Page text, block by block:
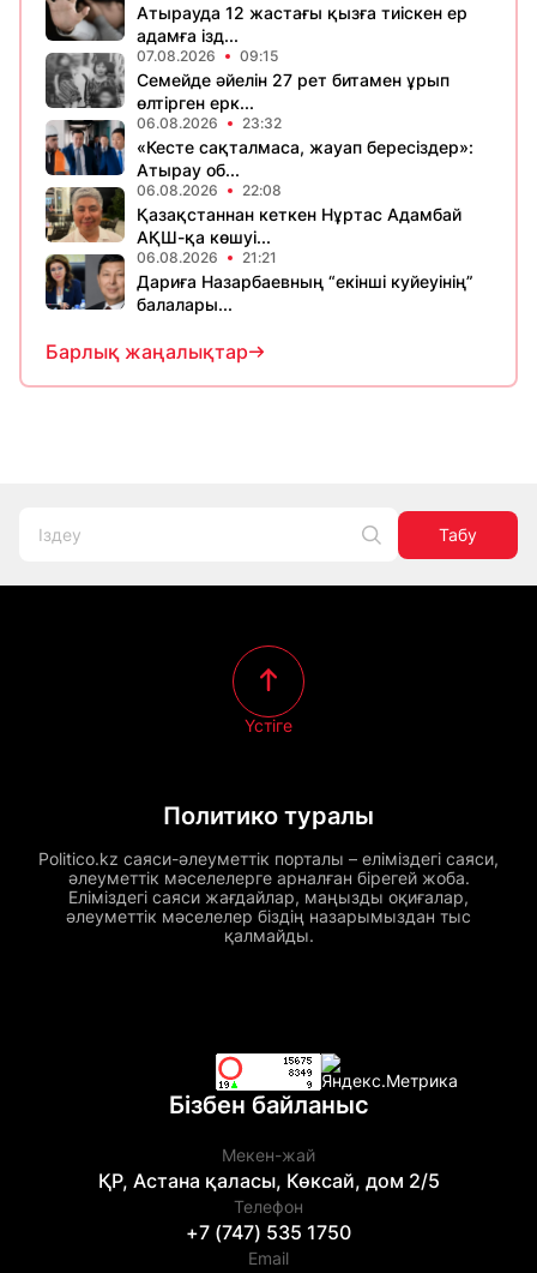
Атырауда 12 жастағы қызға тиіскен ер
адамға ізд...
07.08.2026 09:15
Семейде әйелін 27 рет битамен ұрып
өлтірген ерк...
06.08.2026 23:32
«Кесте сақталмаса, жауап бересіздер»:
Атырау об...
06.08.2026 22:08
Қазақстаннан кеткен Нұртас Адамбай
АҚШ-қа көшуі...
06.08.2026 21:21
Дариға Назарбаевның “екінші куйеуінің”
балалары...
Барлық жаңалықтар
Табу
Политико туралы
Politico.kz саяси-әлеуметтік порталы – еліміздегі саяси,
әлеуметтік мәселелерге арналған бірегей жоба.
Еліміздегі саяси жағдайлар, маңызды оқиғалар,
әлеуметтік мәселелер біздің назарымыздан тыс
қалмайды.
Үстіге
Бізбен байланыс
Мекен-жай
ҚР, Астана қаласы, Көксай, дом 2/5
Телефон
+7 (747) 535 1750
Email